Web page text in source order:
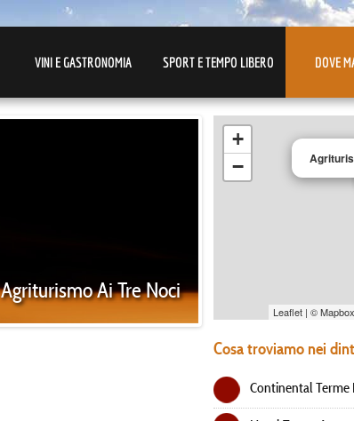
VINI E GASTRONOMIA SPORT E TEMPO LIBERO DOVE
Agriturismo Ai Tre Noci
+
−
Leaflet | ©Mapbox
Cosa troviamo nei
Continental Terme